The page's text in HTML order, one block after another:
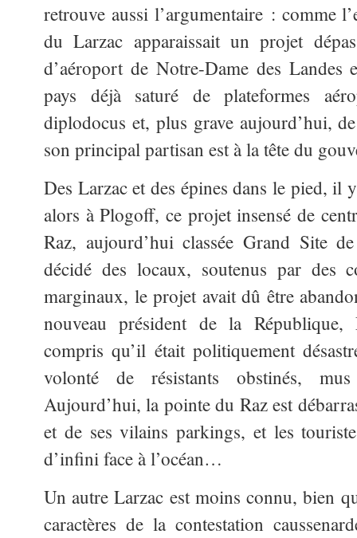
retrouve aussi l’argumentaire : comme
du Larzac apparaissait un projet
d’aéroport de Notre-Dame des Landes
pays déjà saturé de plateformes
diplodocus et, plus grave aujourd’hui,
son principal partisan est à la tête du
Des Larzac et des épines dans le pied, il
alors à Plogoff, ce projet insensé de
Raz, aujourd’hui classée Grand Site
décidé des locaux, soutenus par des
marginaux, le projet avait dû être
nouveau président de la République,
compris qu’il était politiquement
volonté de résistants obstinés,
Aujourd’hui, la pointe du Raz est
et de ses vilains parkings, et les
d’infini face à l’océan…
Un autre Larzac est moins connu, bien
caractères de la contestation